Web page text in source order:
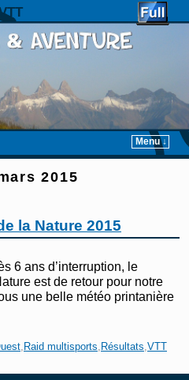
Menu ↓
2015
la Nature 2015
6 ans d’interruption, le
est de retour pour notre
une belle météo printanière
Raid multisports Résultats VTT